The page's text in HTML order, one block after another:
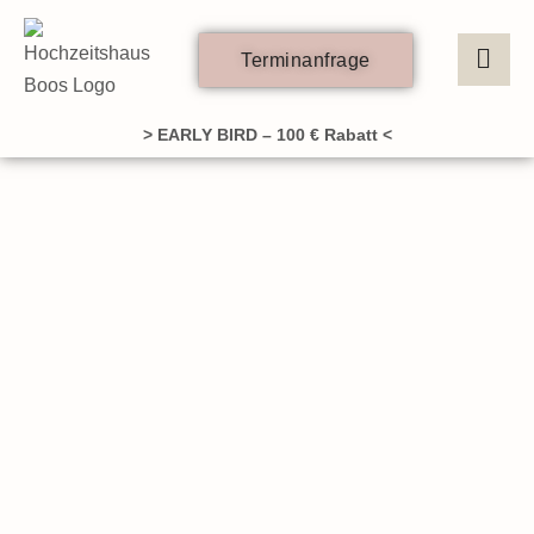
Zum
Inhalt
springen
Terminanfrage
> EARLY BIRD – 100 € Rabatt <